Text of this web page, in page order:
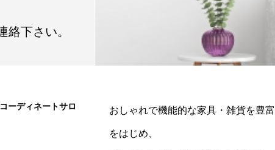
絡下さい。
ーディネートサロ
おしゃれで機能的な家具・雑貨を豊
をはじめ、